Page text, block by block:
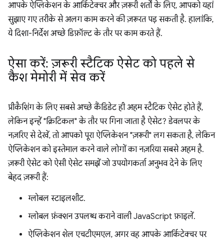
आपके ऐप्लिकेशन के आर्किटेक्चर और ज़रूरी शर्तों के लिए, आपको यहां
सुझाए गए तरीके से अलग काम करने की ज़रूरत पड़ सकती है. हालांकि,
ये दिशा-निर्देश अच्छे डिफ़ॉल्ट के तौर पर काम करते हैं.
ऐसा करें: ज़रूरी स्टैटिक ऐसेट को पहले से
कैश मेमोरी में सेव करें
प्रीकैशिंग के लिए सबसे अच्छे कैंडिडेट ही अहम स्टैटिक ऐसेट होते हैं,
लेकिन इन्हें "क्रिटिकल" के तौर पर गिना जाता है ऐसेट? डेवलपर के
नज़रिए से देखें, तो आपको पूरा ऐप्लिकेशन "ज़रूरी" लग सकता है, लेकिन
ऐप्लिकेशन को इस्तेमाल करने वाले लोगों का नज़रिया सबसे अहम है.
ज़रूरी ऐसेट को ऐसी ऐसेट समझें जो उपयोगकर्ता अनुभव देने के लिए
बेहद ज़रूरी हैं:
ग्लोबल स्टाइलशीट.
ग्लोबल फ़ंक्शन उपलब्ध कराने वाली JavaScript फ़ाइलें.
ऐप्लिकेशन शेल एचटीएमएल, अगर वह आपके आर्किटेक्चर पर